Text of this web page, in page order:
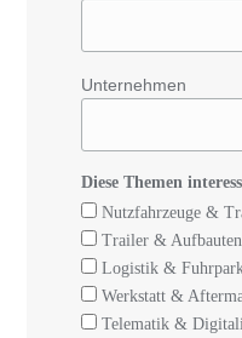
Unternehmen
Diese Themen
Nutzfahrzeuge &
Trailer & Aufbauten
Logistik &
Werkstatt &
Telematik &